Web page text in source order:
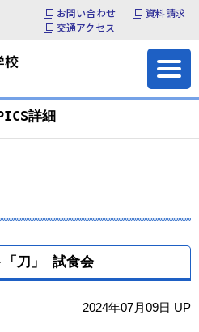
お問い合わせ
資料請求
交通アクセス
お問い合わせ
詳細
「刀」 試食会
2024年07月09日 UP